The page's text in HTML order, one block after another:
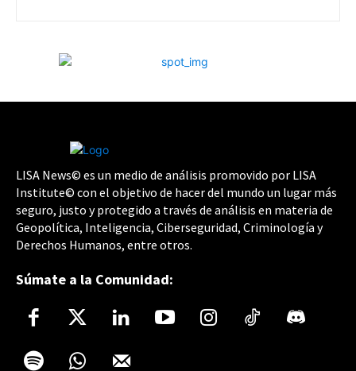
LISA News© es un medio de análisis promovido por LISA
Institute© con el objetivo de hacer del mundo un lugar más
seguro, justo y protegido a través de análisis en materia de
Geopolítica, Inteligencia, Ciberseguridad, Criminología y
Derechos Humanos, entre otros.
Súmate a la Comunidad: